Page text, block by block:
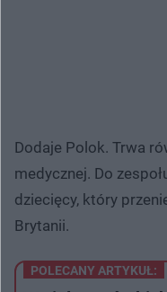
Dodaje Polok. Trwa
medycznej. Do
dziecięcy, który
Brytanii.
POLECANY ARTYKUŁ: